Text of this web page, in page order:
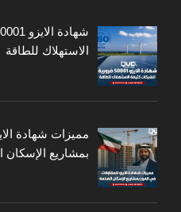
الاستهلاك للطاقة
مميزات شهادة
بمشاريع الإسكان